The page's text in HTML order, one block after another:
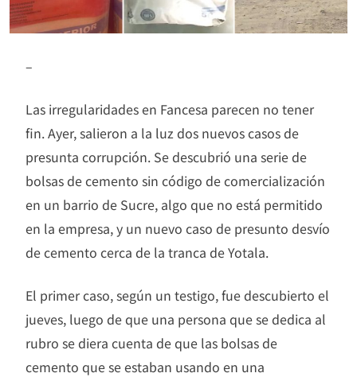
–
Las irregularidades en Fancesa parecen no tener
fin. Ayer, salieron a la luz dos nuevos casos de
presunta corrupción. Se descubrió una serie de
bolsas de cemento sin código de comercialización
en un barrio de Sucre, algo que no está permitido
en la empresa, y un nuevo caso de presunto desvío
de cemento cerca de la tranca de Yotala.
El primer caso, según un testigo, fue descubierto el
jueves, luego de que una persona que se dedica al
rubro se diera cuenta de que las bolsas de
cemento que se estaban usando en una